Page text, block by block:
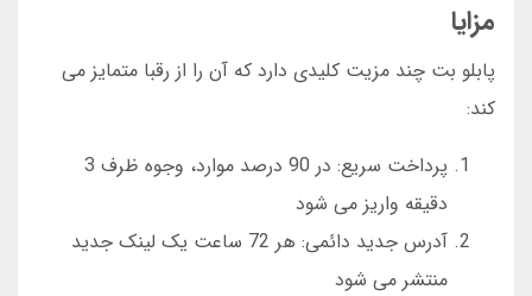
مزایا
پابلو بت چند مزیت کلیدی دارد که آن را از رقبا متمایز می
کند:
پرداخت سریع: در 90 درصد موارد، وجوه ظرف 3
دقیقه واریز می شود
آدرس جدید دائمی: هر 72 ساعت یک لینک جدید
منتشر می شود